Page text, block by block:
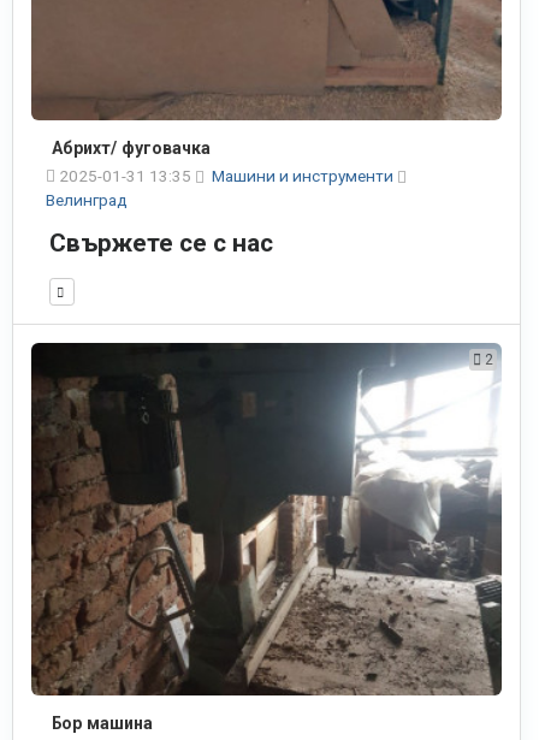
Абрихт/ фуговачка
2025-01-31 13:35
Машини и инструменти
Велинград
Свържете се с нас
2
Бор машина